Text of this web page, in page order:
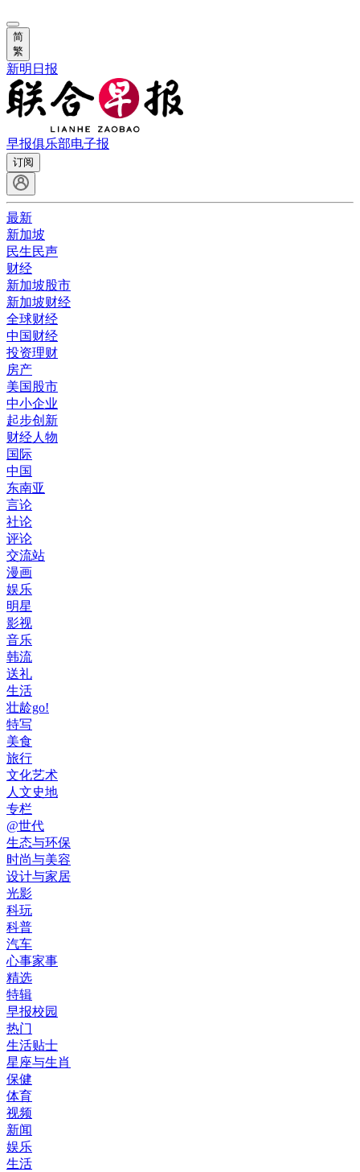
简
繁
新明日报
早报俱乐部电子报
订阅
最新
新加坡
民生民声
财经
新加坡股市
新加坡财经
全球财经
中国财经
投资理财
房产
美国股市
中小企业
起步创新
财经人物
国际
中国
东南亚
言论
社论
评论
交流站
漫画
娱乐
明星
影视
音乐
韩流
送礼
生活
壮龄go!
特写
美食
旅行
文化艺术
人文史地
专栏
@世代
生态与环保
时尚与美容
设计与家居
光影
科玩
科普
汽车
心事家事
精选
特辑
早报校园
热门
生活贴士
星座与生肖
保健
体育
视频
新闻
娱乐
生活